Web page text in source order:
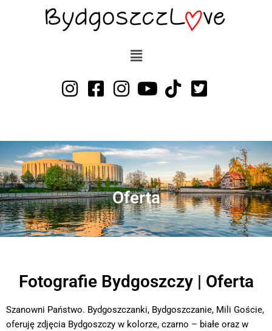
Oferta
Fotografie Bydgoszczy | Oferta
Szanowni Państwo. Bydgoszczanki, Bydgoszczanie, Mili Goście,
oferuję zdjęcia Bydgoszczy w kolorze, czarno – białe oraz w